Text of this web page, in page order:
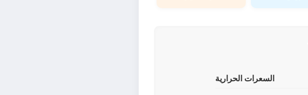
السعرات الحرارية